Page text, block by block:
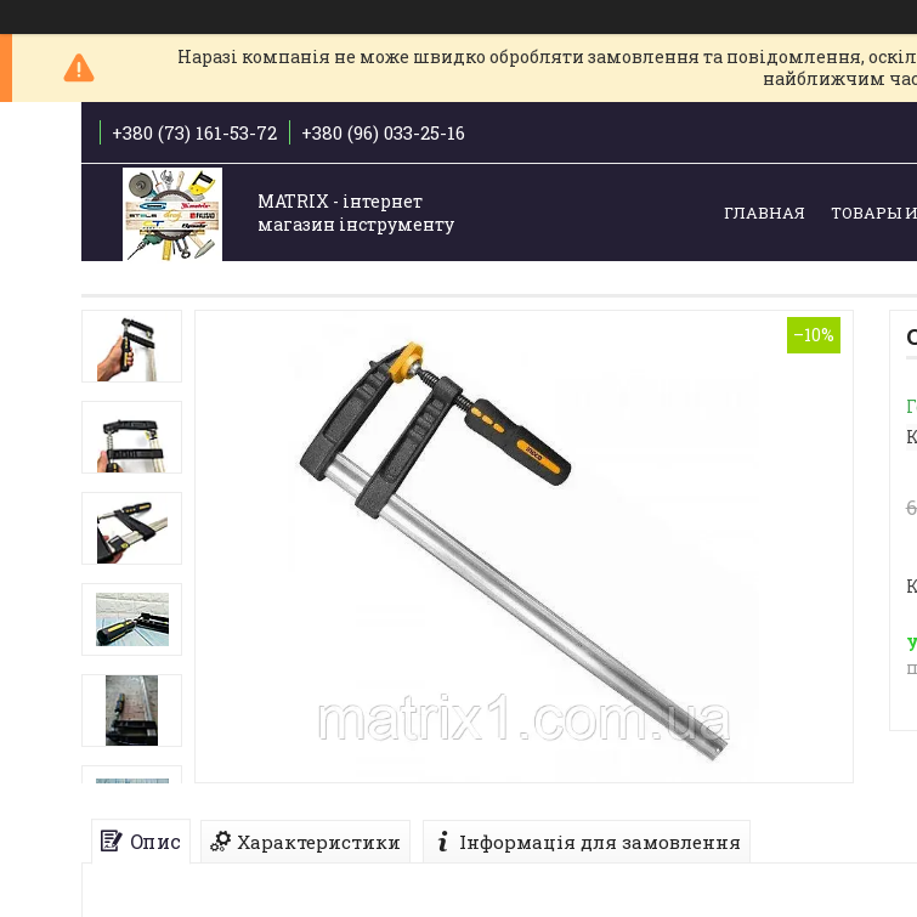
Наразі компанія не може швидко обробляти замовлення та повідомлення,
найближчим
+380 (73) 161-53-72 +380 (96) 033-25-16
MATRIX - інтернет
магазин інструменту
ГЛАВНАЯ ТОВАРЫ
–10%
Опис Характеристики Інформація для замовлення